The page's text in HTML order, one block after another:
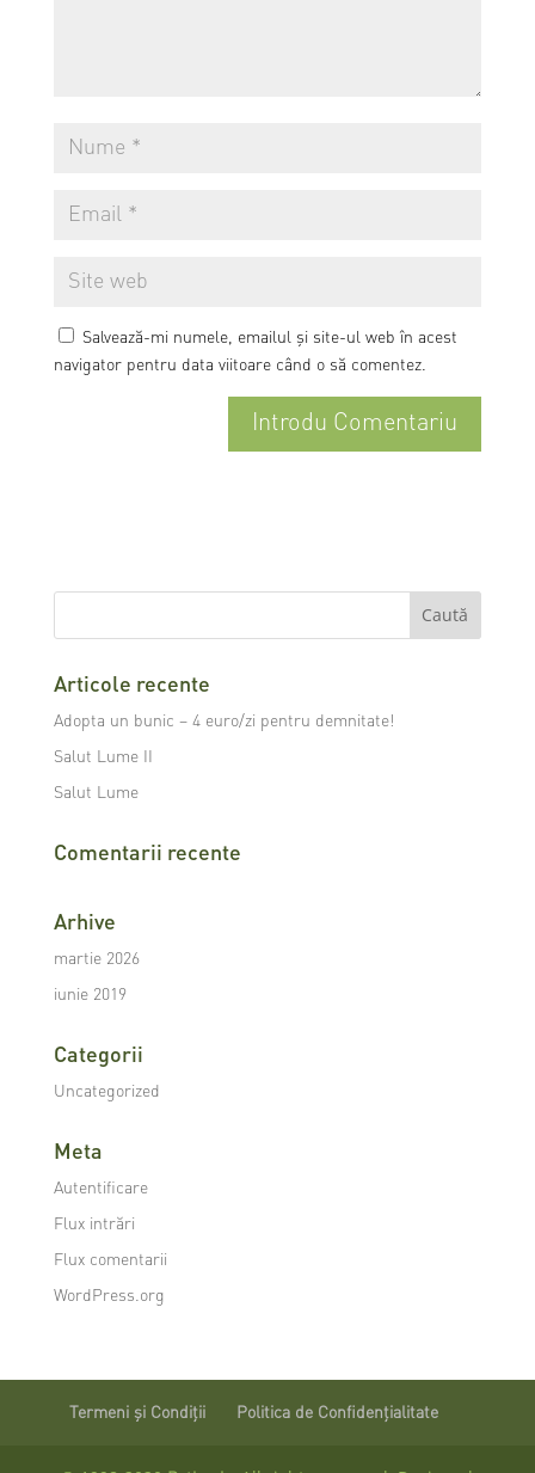
Salvează-mi numele, emailul și site-ul web în acest
navigator pentru data viitoare când o să comentez.
Articole recente
Adopta un bunic – 4 euro/zi pentru demnitate!
Salut Lume II
Salut Lume
Comentarii recente
Arhive
martie 2026
iunie 2019
Categorii
Uncategorized
Meta
Autentificare
Flux intrări
Flux comentarii
WordPress.org
Termeni și Condiții Politica de Confidențialitate